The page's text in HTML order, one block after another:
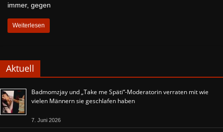
immer, gegen
Weiterlesen
Aktuell
Badmomzjay und „Take me Späti“-Moderatorin verraten mit wie
vielen Männern sie geschlafen haben
7. Juni 2026